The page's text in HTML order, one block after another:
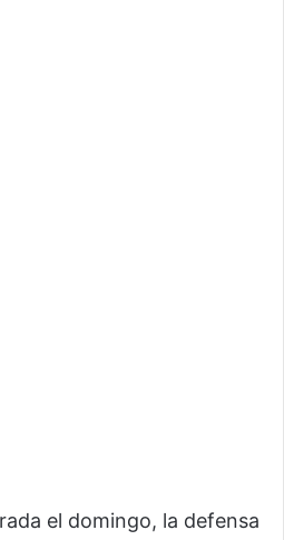
el domingo, la defensa